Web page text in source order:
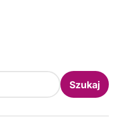
Szukaj